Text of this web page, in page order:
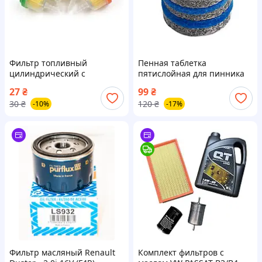
Фильтр топливный
цилиндрический с
(№103) 572
27₴
30 ₴ -10%
Пенная таблетка
пятислойная для пинника
(пенокомплекта) 14×10 мм
99₴
120 ₴ -17%
Фильтр масляный Renault
Комплект фильтров с